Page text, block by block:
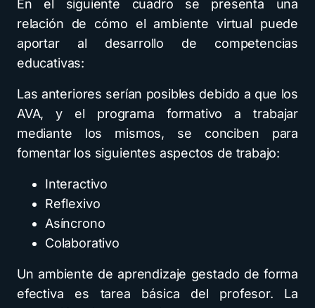
En el siguiente cuadro se presenta una
relación de cómo el ambiente virtual puede
aportar al desarrollo de competencias
educativas:
Las anteriores serían posibles debido a que los
AVA, y el programa formativo a trabajar
mediante los mismos, se conciben para
fomentar los siguientes aspectos de trabajo:
Interactivo
Reflexivo
Asíncrono
Colaborativo
Un ambiente de aprendizaje gestado de forma
efectiva es tarea básica del profesor. La